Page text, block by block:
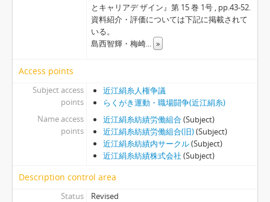
とキャリアデ ザイン』第 15 巻 1号 , pp.43-52.
資料紹介・評価については下記に掲載されて
いる。
島西智輝・梅崎... »
Access points
Subject access
points
近江絹糸人権争議
らくがき運動・職場闘争(近江絹糸)
Name access
points
近江絹糸紡績労働組合(Subject)
近江絹糸紡績労働組合(旧)(Subject)
近江絹糸紡績内サークル(Subject)
近江絹糸紡績株式会社 (Subject)
Description control area
Status
Revised